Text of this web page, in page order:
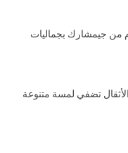
من جيمشارك بجماليات
تضفي لمسة متنوعة